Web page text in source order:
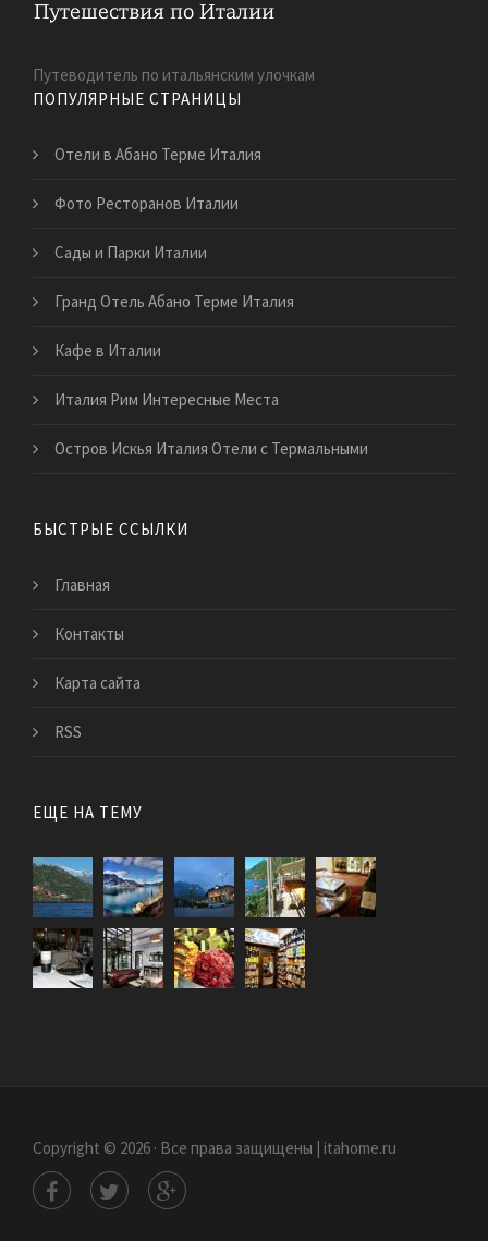
Путеводитель по итальянским улочкам
ПОПУЛЯРНЫЕ СТРАНИЦЫ
Отели в Абано Терме Италия
Фото Ресторанов Италии
Сады и Парки Италии
Гранд Отель Абано Терме Италия
Кафе в Италии
Италия Рим Интересные Места
Остров Искья Италия Отели с Термальными
БЫСТРЫЕ ССЫЛКИ
Главная
Контакты
Карта сайта
RSS
ЕЩЕ НА ТЕМУ
Copyright © 2026 · Все права защищены | itahome.ru